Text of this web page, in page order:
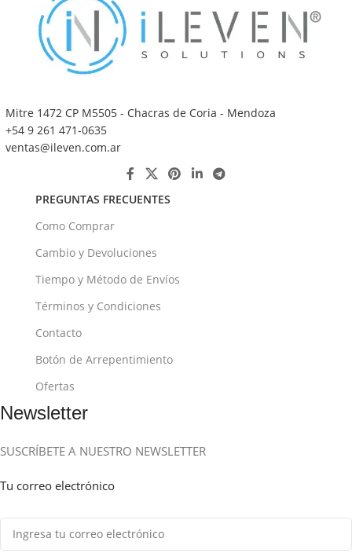
Mitre 1472 CP M5505 - Chacras de Coria - Mendoza
+54 9 261 471-0635
ventas@ileven.com.ar
PREGUNTAS FRECUENTES
Como Comprar
Cambio y Devoluciones
Tiempo y Método de Envíos
Términos y Condiciones
Contacto
Botón de Arrepentimiento
Ofertas
Newsletter
SUSCRÍBETE A NUESTRO NEWSLETTER
Tu correo electrónico